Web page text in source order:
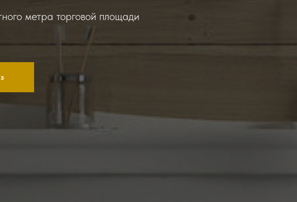
метра торговой площади